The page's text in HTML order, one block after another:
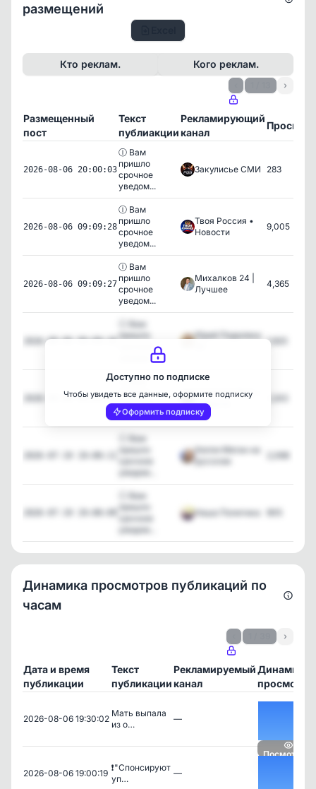
размещений
Кто реклам. Кого реклам.
›
Размещенный
пост
Текст
публиакции
Рекламирующий
канал
2026-08-06 20:00:03
Ⓘ Вам
пришло
срочное
уведом...
Закулисье СМИ 283
2026-08-06 09:09:28
Ⓘ Вам
пришло
срочное
уведом...
Твоя Россия •
Новости
9,005
2026-08-06 09:09:27
Ⓘ Вам
пришло
срочное
уведом...
Михалков 24 |
Лучшее
4,365
2026-08-06 09:09:26
Ⓘ Вам
пришло
уведом...
Юрий Подоляка
1,920
2026-08-06 09:09:25
Ⓘ Вам
пришло
срочное
уведом...
Главный Эфир •
Новости
1,243
Ⓘ Вам
пришло
срочное
уведом...
Келли Меган на
русском
2,068
Ⓘ Вам
пришло
срочное
уведом...
Наша Политика 905
Доступно по подписке
Чтобы увидеть все данные, оформите подписку
Оформить подписку
Динамика просмотров публикаций по
часам
›
Дата и время
публикации
Текст
публикации
Рекламируемый
канал
Динамика
2026-08-06 19:30:02
Мать выпала
из о…
—
Посмотреть
2026-08-06 19:00:19
❗️"Спонсируют
уп…
—